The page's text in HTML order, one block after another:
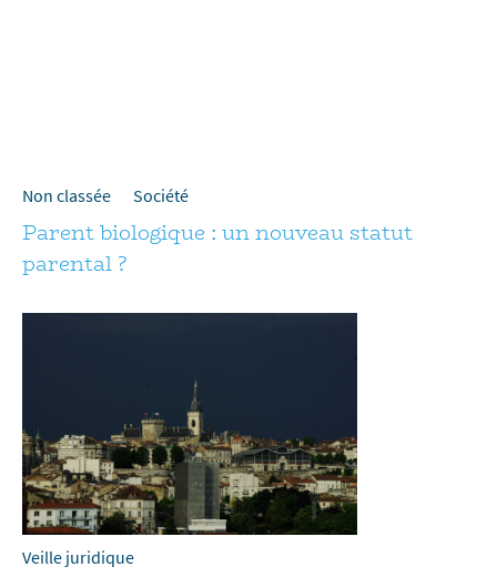
Non classée Société
Parent biologique : un nouveau statut
parental ?
Veille juridique